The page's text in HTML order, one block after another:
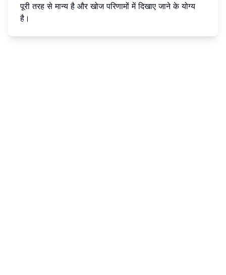
पूरी तरह से मान्य है और खोज परिणामों में दिखाए जाने के योग्य
है।